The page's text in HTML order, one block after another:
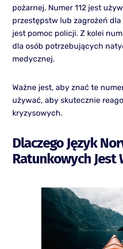
pożarnej. Numer 112 jest
przestępstw lub zagrożeń
jest pomoc policji. Z kolei
dla osób potrzebujących
medycznej.
Ważne jest, aby znać te
używać, aby skutecznie
kryzysowych.
Dlaczego Język
Ratunkowych Jest